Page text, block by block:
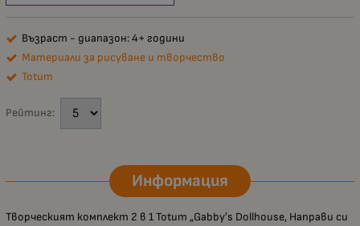
Възраст - диапазон: 4+ години
Материали за рисуване и творчество
Totum
Рейтинг:
Информация
Творческият комплект 2 в 1 Totum „Gabby′s Dollhouse, Направи си